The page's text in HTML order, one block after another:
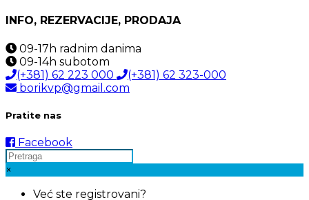
INFO, REZERVACIJE, PRODAJA
09-17h radnim danima
09-14h subotom
(+381) 62 223 000
(+381) 62 323-000
borikvp@gmail.com
Pratite nas
Facebook
×
Već ste registrovani?